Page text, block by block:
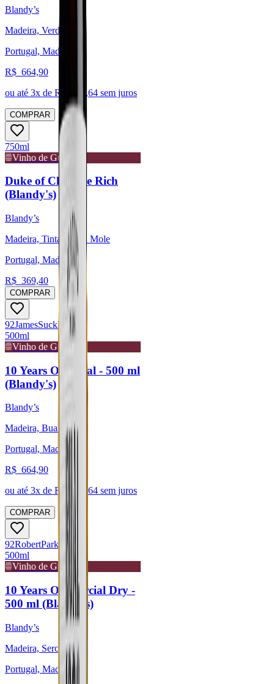
Blandy’s
Madeira, Verdelho
Portugal, Madeira
R$ 664,90
ou até 3x de R$ 221,64 sem juros
COMPRAR
750ml
Vinho de Guarda
Duke of Clarence Rich
(Blandy's)
Blandy’s
Madeira, Tinta Negra Mole
Portugal, Madeira
R$ 369,40
COMPRAR
92JamesSuckling
500ml
Vinho de Guarda
10 Years Old Bual - 500 ml
(Blandy's)
Blandy’s
Madeira, Bual
Portugal, Madeira
R$ 664,90
ou até 3x de R$ 221,64 sem juros
COMPRAR
92RobertParker
500ml
Vinho de Guarda
10 Years Old Sercial Dry -
500 ml (Blandy's)
Blandy’s
Madeira, Sercial
Portugal, Madeira